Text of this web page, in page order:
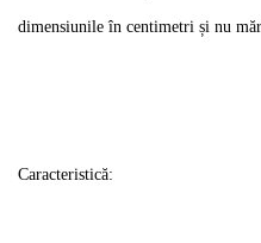
dimensiunile în centimetri și nu
Caracteristică: